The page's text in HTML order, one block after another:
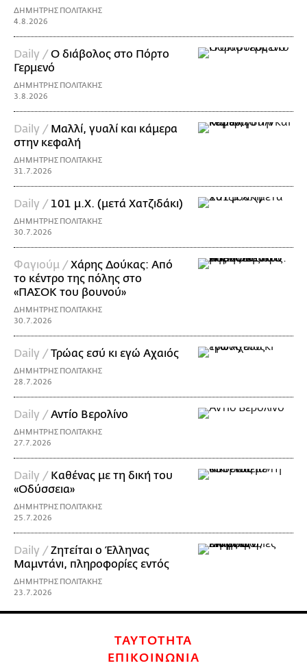
ΔΗΜΗΤΡΗΣ ΠΟΛΙΤΑΚΗΣ
4.8.2026
Daily /Ο διάβολος στο Πόρτο
Γερμενό
ΔΗΜΗΤΡΗΣ ΠΟΛΙΤΑΚΗΣ
3.8.2026
Daily / Μαλλί, γυαλί και κάμερα
στην κεφαλή
ΔΗΜΗΤΡΗΣ ΠΟΛΙΤΑΚΗΣ
31.7.2026
Daily / 101 μ.Χ. (μετά Χατζιδάκι)
ΔΗΜΗΤΡΗΣ ΠΟΛΙΤΑΚΗΣ
30.7.2026
Φαγιούμ /Χάρης Δούκας: Από
το κέντρο της πόλης στο
«ΠΑΣΟΚ του βουνού»
ΔΗΜΗΤΡΗΣ ΠΟΛΙΤΑΚΗΣ
30.7.2026
Daily /Τρώας εσύ κι εγώ Αχαιός
ΔΗΜΗΤΡΗΣ ΠΟΛΙΤΑΚΗΣ
28.7.2026
Daily /Αντίο Βερολίνο
ΔΗΜΗΤΡΗΣ ΠΟΛΙΤΑΚΗΣ
27.7.2026
Daily / Καθένας με τη δική του
«Οδύσσεια»
ΔΗΜΗΤΡΗΣ ΠΟΛΙΤΑΚΗΣ
25.7.2026
Daily /Ζητείται ο Έλληνας
Μαμντάνι, πληροφορίες εντός
ΔΗΜΗΤΡΗΣ ΠΟΛΙΤΑΚΗΣ
23.7.2026
ΤΑΥΤΟΤΗΤΑ
ΕΠΙΚΟΙΝΩΝΙΑ